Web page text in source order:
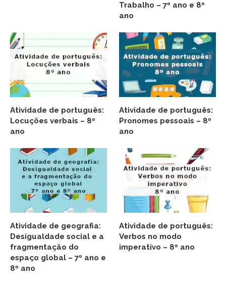
Trabalho – 7º ano e 8º
ano
Atividade de português:
Locuções verbais – 8º
ano
Atividade de português:
Pronomes pessoais – 8º
ano
Atividade de geografia:
Desigualdade social e a
fragmentação do
espaço global – 7º ano e
8º ano
Atividade de português:
Verbos no modo
imperativo – 8º ano